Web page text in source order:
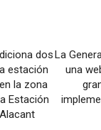
dos
estación
la zona
Estación
La
una